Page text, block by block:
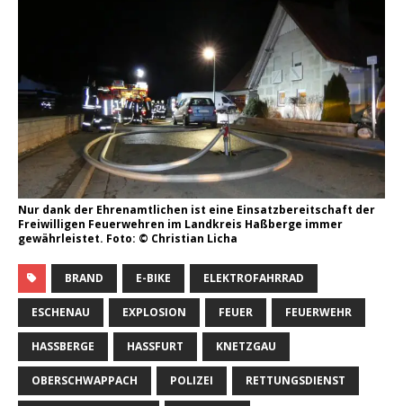
Nur dank der Ehrenamtlichen ist eine Einsatzbereitschaft der
Freiwilligen Feuerwehren im Landkreis Haßberge immer
gewährleistet. Foto: © Christian Licha
BRAND E-BIKE ELEKTROFAHRRAD
ESCHENAU EXPLOSION FEUER FEUERWEHR
HASSBERGE HASSFURT KNETZGAU
OBERSCHWAPPACH POLIZEI RETTUNGSDIENST